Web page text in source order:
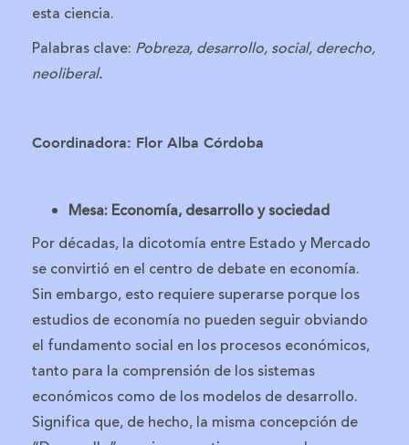
esta ciencia.
Palabras clave: Pobreza, desarrollo, social, derecho,
neoliberal.
Coordinadora: Flor Alba Córdoba
Mesa: Economía, desarrollo y sociedad
Por décadas, la dicotomía entre Estado y Mercado
se convirtió en el centro de debate en economía.
Sin embargo, esto requiere superarse porque los
estudios de economía no pueden seguir obviando
el fundamento social en los procesos económicos,
tanto para la comprensión de los sistemas
económicos como de los modelos de desarrollo.
Significa que, de hecho, la misma concepción de